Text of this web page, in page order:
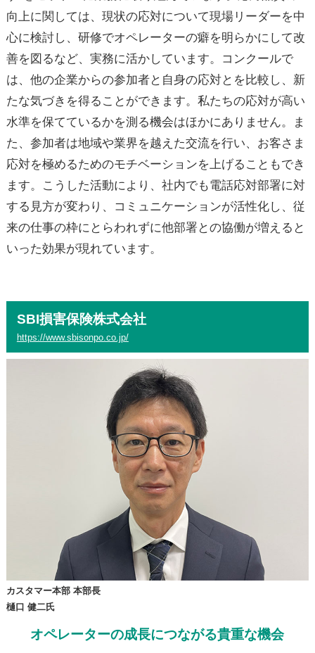
向上に関しては、現状の応対について現場リーダーを中
心に検討し、研修でオペレーターの癖を明らかにして改
善を図るなど、実務に活かしています。コンクールで
は、他の企業からの参加者と自身の応対とを比較し、新
たな気づきを得ることができます。私たちの応対が高い
水準を保てているかを測る機会はほかにありません。ま
た、参加者は地域や業界を越えた交流を行い、お客さま
応対を極めるためのモチベーションを上げることもでき
ます。こうした活動により、社内でも電話応対部署に対
する見方が変わり、コミュニケーションが活性化し、従
来の仕事の枠にとらわれずに他部署との協働が増えると
いった効果が現れています。
SBI損害保険株式会社
https://www.sbisonpo.co.jp/
カスタマー本部 本部長
樋口 健二氏
オペレーターの成長につながる貴重な機会